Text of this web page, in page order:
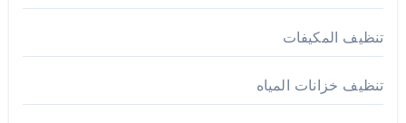
تنظيف المكيفات
تنظيف خزانات المياه